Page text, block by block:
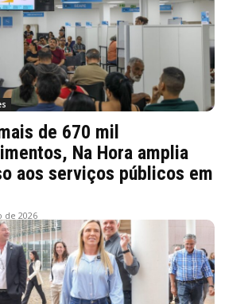
de 670 mil
Na Hora amplia
aos serviços públicos em
de 2026